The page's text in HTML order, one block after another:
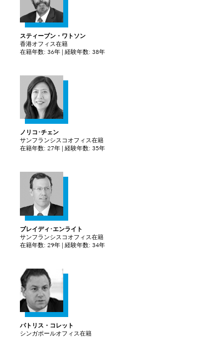
スティーブン・ワトソン
香港オフィス在籍
在籍年数: 36年 | 経験年数: 38年
ノリコ･チェン
サンフランシスコオフィス在籍
在籍年数: 27年 | 経験年数: 35年
ブレイディ･エンライト
サンフランシスコオフィス在籍
在籍年数: 29年 | 経験年数: 34年
パトリス・コレット
シンガポールオフィス在籍